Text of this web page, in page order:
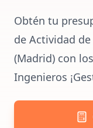
Obtén tu
de Actividad
(Madrid) con
Ingenieros